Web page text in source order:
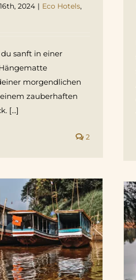
2024 | Eco Hotels,
sanft in einer
morgendlichen
zauberhaften
[...]
2